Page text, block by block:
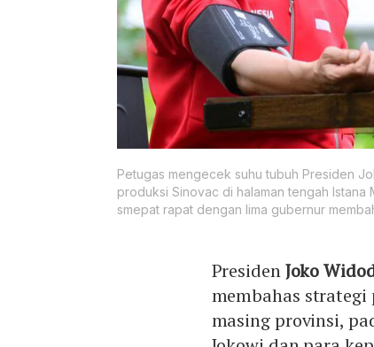
Petugas mengecek suhu tubuh Presiden
produksi Sinovac di halaman tengah
smepat rapat dengan lima gubernur
PresidenJoko
membahas strategi
masing provinsi,